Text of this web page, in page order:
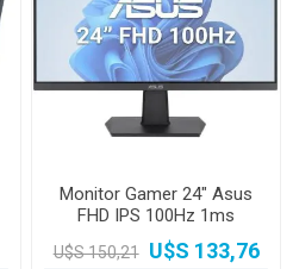
Monitor Gamer 24" Asus
FHD IPS 100Hz 1ms
U$S 150,21 U$S 133,76